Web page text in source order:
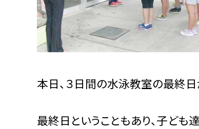
本日、３日間の水泳教室の最終日
最終日ということもあり、子ど